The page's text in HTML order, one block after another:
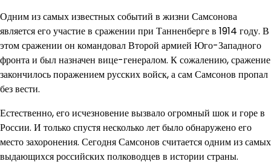
Одним из самых известных событий в жизни Самсонова
является его участие в сражении при Танненберге в 1914 году. В
этом сражении он командовал Второй армией Юго-Западного
фронта и был назначен вице-генералом. К сожалению, сражение
закончилось поражением русских войск, а сам Самсонов пропал
без вести.
Естественно, его исчезновение вызвало огромный шок и горе в
России. И только спустя несколько лет было обнаружено его
место захоронения. Сегодня Самсонов считается одним из самых
выдающихся российских полководцев в истории страны.